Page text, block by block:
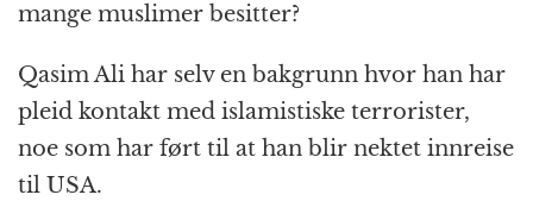
mange muslimer besitter?
Qasim Ali har selv en bakgrunn hvor han har
pleid kontakt med islamistiske terrorister,
noe som har ført til at han blir nektet innreise
til USA.